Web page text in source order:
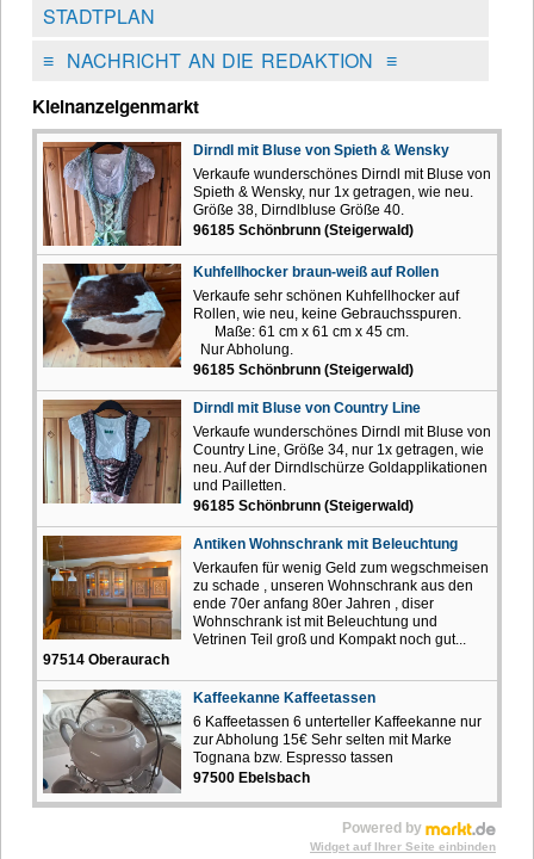
STADTPLAN
≡NACHRICHT AN DIE REDAKTION ≡
Kleinanzeigenmarkt
Dirndl mit Bluse von Spieth & Wensky
Verkaufe wunderschönes Dirndl mit Bluse von
Spieth & Wensky, nur 1x getragen, wie neu.
Größe 38, Dirndlbluse Größe 40.
96185 Schönbrunn (Steigerwald)
Kuhfellhocker braun-weiß auf Rollen
Verkaufe sehr schönen Kuhfellhocker auf
Rollen, wie neu, keine Gebrauchsspuren.
Maße: 61 cm x 61 cm x 45 cm.
Nur Abholung.
96185 Schönbrunn (Steigerwald)
Dirndl mit Bluse von Country Line
Verkaufe wunderschönes Dirndl mit Bluse von
Country Line, Größe 34, nur 1x getragen, wie
neu. Auf der Dirndlschürze Goldapplikationen
und Pailletten.
96185 Schönbrunn (Steigerwald)
Antiken Wohnschrank mit Beleuchtung
Verkaufen für wenig Geld zum wegschmeisen
zu schade , unseren Wohnschrank aus den
ende 70er anfang 80er Jahren , diser
Wohnschrank ist mit Beleuchtung und
Vetrinen Teil groß und Kompakt noch gut...
97514 Oberaurach
Kaffeekanne Kaffeetassen
6 Kaffeetassen 6 unterteller Kaffeekanne nur
zur Abholung 15€ Sehr selten mit Marke
Tognana bzw. Espresso tassen
97500 Ebelsbach
Powered by
Widget auf Ihrer Seite einbinden